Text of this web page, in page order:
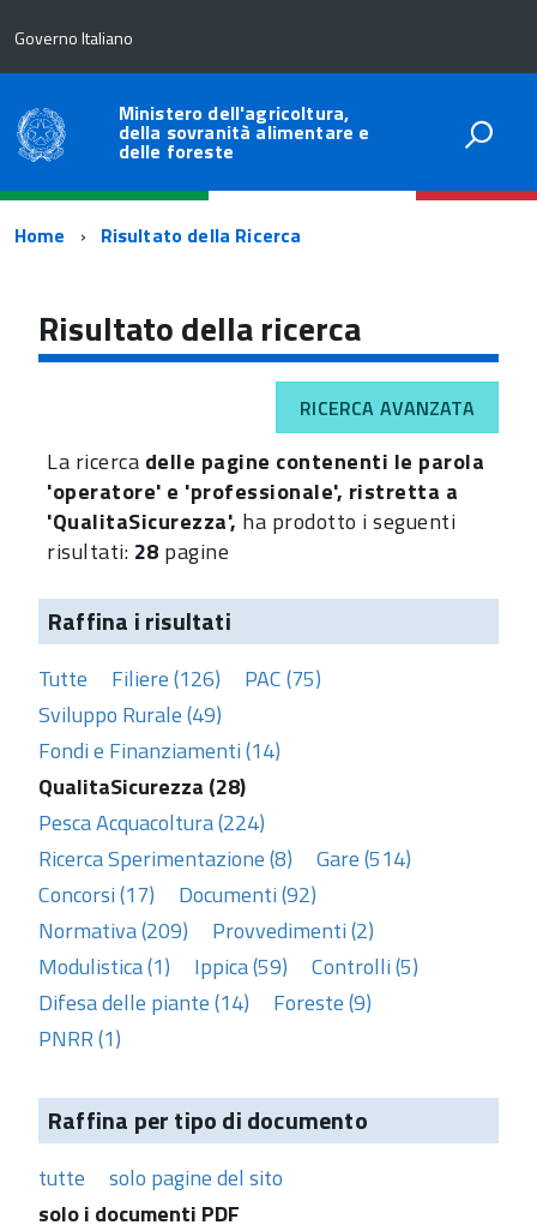
Governo Italiano
Ministero dell'agricoltura,
della sovranità alimentare e
delle foreste
Percorso
navigazione
Home Risultato della Ricerca
Risultato della ricerca
RICERCA AVANZATA
La ricerca delle pagine contenenti le parola
'operatore' e 'professionale', ristretta a
'QualitaSicurezza', ha prodotto i seguenti
risultati: 28 pagine
Raffina i risultati
Tutte Filiere (126)
PAC (75)
Sviluppo Rurale (49)
Fondi e Finanziamenti (14)
QualitaSicurezza (28)
Pesca Acquacoltura (224)
Ricerca Sperimentazione (8)
Gare (514)
Concorsi (17)
Documenti (92)
Normativa (209)
Provvedimenti (2)
Modulistica (1)
Ippica (59)
Controlli (5)
Difesa delle piante (14)
Foreste (9)
PNRR (1)
Raffina per tipo di documento
tutte
solo pagine del sito
solo i documenti PDF